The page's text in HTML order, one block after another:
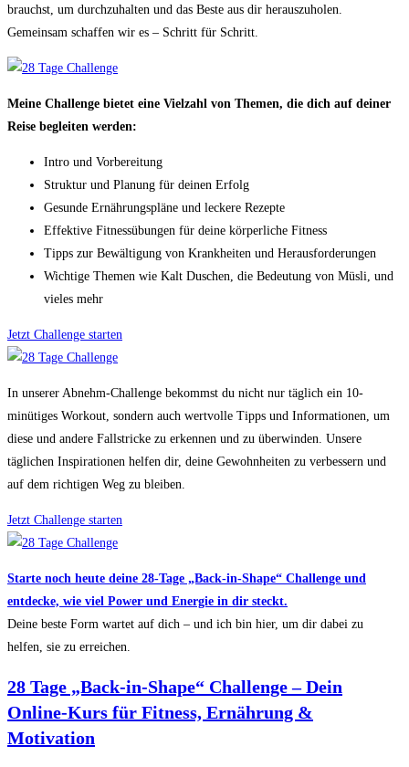
brauchst, um durchzuhalten und das Beste aus dir herauszuholen.
Gemeinsam schaffen wir es – Schritt für Schritt.
Meine Challenge bietet eine Vielzahl von Themen, die dich auf deiner
Reise begleiten werden:
Intro und Vorbereitung
Struktur und Planung für deinen Erfolg
Gesunde Ernährungspläne und leckere Rezepte
Effektive Fitnessübungen für deine körperliche Fitness
Tipps zur Bewältigung von Krankheiten und Herausforderungen
Wichtige Themen wie Kalt Duschen, die Bedeutung von Müsli, und
vieles mehr
Jetzt Challenge starten
In unserer Abnehm-Challenge bekommst du nicht nur täglich ein 10-
minütiges Workout, sondern auch wertvolle Tipps und Informationen, um
diese und andere Fallstricke zu erkennen und zu überwinden. Unsere
täglichen Inspirationen helfen dir, deine Gewohnheiten zu verbessern und
auf dem richtigen Weg zu bleiben.
Jetzt Challenge starten
Starte noch heute deine 28-Tage „Back-in-Shape“ Challenge und
entdecke, wie viel Power und Energie in dir steckt.
Deine beste Form wartet auf dich – und ich bin hier, um dir dabei zu
helfen, sie zu erreichen.
28 Tage „Back-in-Shape“ Challenge – Dein
Online-Kurs für Fitness, Ernährung &
Motivation